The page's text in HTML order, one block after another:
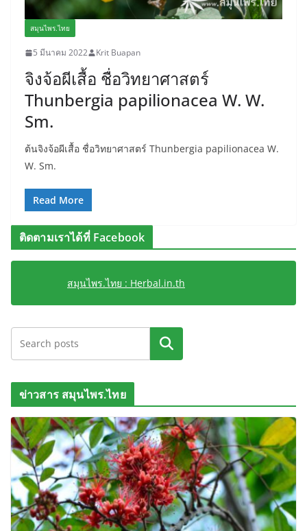
สมุนไพร.ไทย
5 มีนาคม 2022 Krit Buapan
จิงจ้อผีเสื้อ ชื่อวิทยาศาสตร์
Thunbergia papilionacea W. W.
Sm.
ต้นจิงจ้อผีเสื้อ ชื่อวิทยาศาสตร์ Thunbergia papilionacea W.
W. Sm.
Read More
ติดตามเราได้ที่ Facebook
สมุนไพร.ไทย : Herbal.in.th
ค้นหา
ข่าวสาร สมุนไพร.ไทย